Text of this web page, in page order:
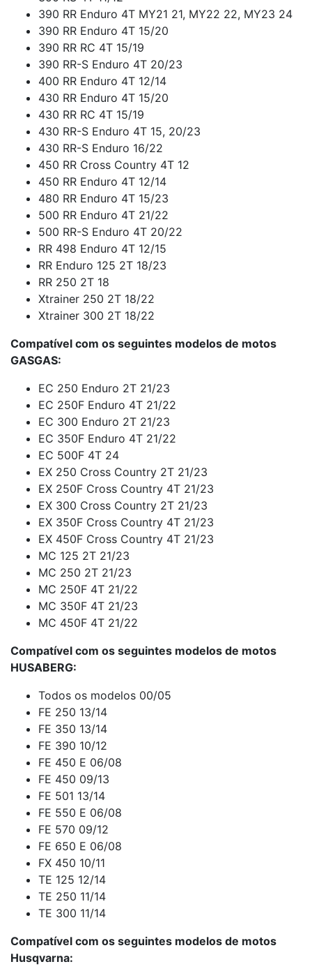
390 RR Enduro 4T MY21 21, MY22 22, MY23 24
390 RR Enduro 4T 15/20
390 RR RC 4T 15/19
390 RR-S Enduro 4T 20/23
400 RR Enduro 4T 12/14
430 RR Enduro 4T 15/20
430 RR RC 4T 15/19
430 RR-S Enduro 4T 15, 20/23
430 RR-S Enduro 16/22
450 RR Cross Country 4T 12
450 RR Enduro 4T 12/14
480 RR Enduro 4T 15/23
500 RR Enduro 4T 21/22
500 RR-S Enduro 4T 20/22
RR 498 Enduro 4T 12/15
RR Enduro 125 2T 18/23
RR 250 2T 18
Xtrainer 250 2T 18/22
Xtrainer 300 2T 18/22
Compatível com os seguintes modelos de motos
GASGAS:
EC 250 Enduro 2T 21/23
EC 250F Enduro 4T 21/22
EC 300 Enduro 2T 21/23
EC 350F Enduro 4T 21/22
EC 500F 4T 24
EX 250 Cross Country 2T 21/23
EX 250F Cross Country 4T 21/23
EX 300 Cross Country 2T 21/23
EX 350F Cross Country 4T 21/23
EX 450F Cross Country 4T 21/23
MC 125 2T 21/23
MC 250 2T 21/23
MC 250F 4T 21/22
MC 350F 4T 21/23
MC 450F 4T 21/22
Compatível com os seguintes modelos de motos
HUSABERG:
Todos os modelos 00/05
FE 250 13/14
FE 350 13/14
FE 390 10/12
FE 450 E 06/08
FE 450 09/13
FE 501 13/14
FE 550 E 06/08
FE 570 09/12
FE 650 E 06/08
FX 450 10/11
TE 125 12/14
TE 250 11/14
TE 300 11/14
Compatível com os seguintes modelos de motos
Husqvarna: